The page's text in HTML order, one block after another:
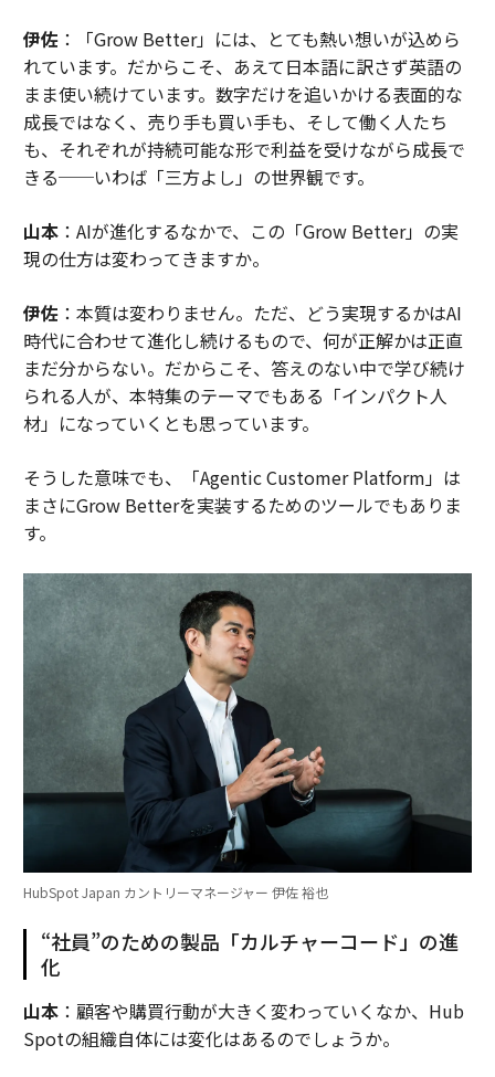
伊佐：「Grow Better」には、とても熱い想いが込めら
れています。だからこそ、あえて日本語に訳さず英語の
まま使い続けています。数字だけを追いかける表面的な
成長ではなく、売り手も買い手も、そして働く人たち
も、それぞれが持続可能な形で利益を受けながら成長で
きる──いわば「三方よし」の世界観です。
山本：AIが進化するなかで、この「Grow Better」の実
現の仕方は変わってきますか。
伊佐：本質は変わりません。ただ、どう実現するかはAI
時代に合わせて進化し続けるもので、何が正解かは正直
まだ分からない。だからこそ、答えのない中で学び続け
られる人が、本特集のテーマでもある「インパクト人
材」になっていくとも思っています。
そうした意味でも、「Agentic Customer Platform」は
まさにGrow Betterを実装するためのツールでもありま
す。
HubSpot Japan カントリーマネージャー 伊佐 裕也
“社員”のための製品「カルチャーコード」の進
化
山本：顧客や購買行動が大きく変わっていくなか、Hub
Spotの組織自体には変化はあるのでしょうか。